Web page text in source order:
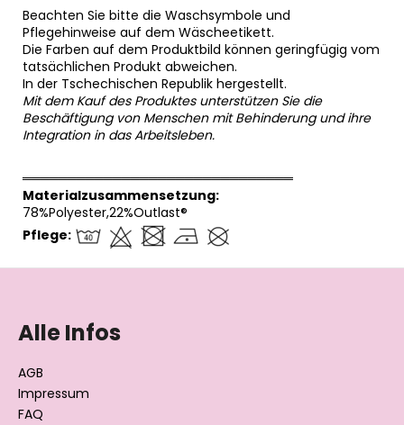
Beachten Sie bitte die Waschsymbole und
Pflegehinweise auf dem Wäscheetikett.
Die Farben auf dem Produktbild können geringfügig vom
tatsächlichen Produkt abweichen.
In der Tschechischen Republik hergestellt.
Mit dem Kauf des Produktes unterstützen Sie die
Beschäftigung von Menschen mit Behinderung und ihre
Integration in das Arbeitsleben.
══════════════════════════════
Materialzusammensetzung:
78%Polyester,22%Outlast®
Pflege:
Alle Infos
AGB
Impressum
FAQ